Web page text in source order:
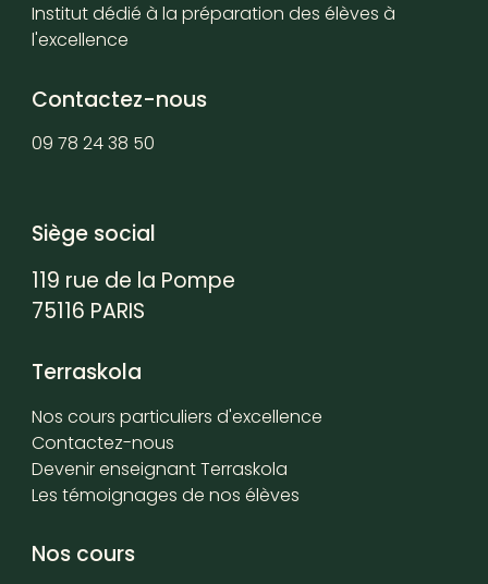
Institut dédié à la préparation des élèves à
l'excellence
Contactez-nous
09 78 24 38 50
Siège social
119 rue de la Pompe
75116 PARIS
Terraskola
Nos cours particuliers d'excellence
Contactez-nous
Devenir enseignant Terraskola
Les témoignages de nos élèves
Nos cours